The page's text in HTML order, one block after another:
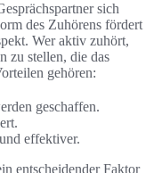
sich
des Zuhörens fördert
Wer aktiv zuhört,
zu stellen, die das
gehören:
geschaffen.
effektiver.
entscheidender Faktor